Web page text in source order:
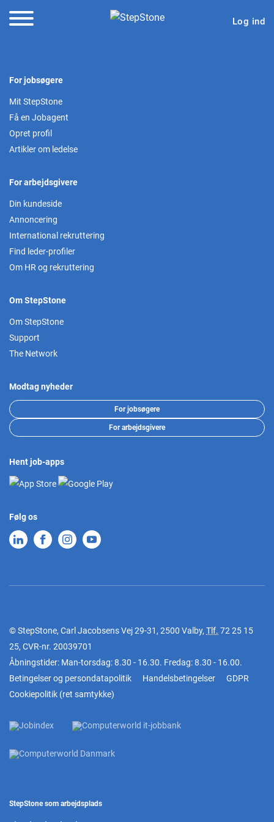
Log ind
For jobsøgere
Mit StepStone
Få en Jobagent
Opret profil
Artikler om ledelse
For arbejdsgivere
Din kundeside
Annoncering
International rekruttering
Find leder-profiler
Om HR og rekruttering
Om StepStone
Om StepStone
Support
The Network
Modtag nyheder
For jobsøgere
For arbejdsgivere
Hent job-apps
Følg os
© StepStone, Carl Jacobsens Vej 29-31, 2500 Valby, Tlf. 72 25 15
25, CVR-nr. 20039701
Åbningstider: Man-torsdag: 8.30 - 16.30. Fredag: 8.30 - 16.00.
Betingelser og persondatapolitik
Handelsbetingelser
GDPR
Cookiepolitik (ret samtykke)
StepStone som arbejdsplads